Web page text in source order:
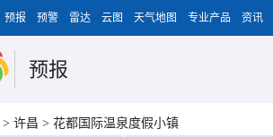
预报 预警 雷达 云图 天气地图 专业产品 资讯
预报
> 许昌 > 花都国际温泉度假小镇